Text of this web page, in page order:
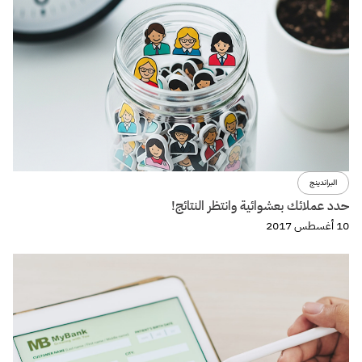
البراندينج
حدد عملائك بعشوائية وانتظر النتائج!
10 أغسطس 2017